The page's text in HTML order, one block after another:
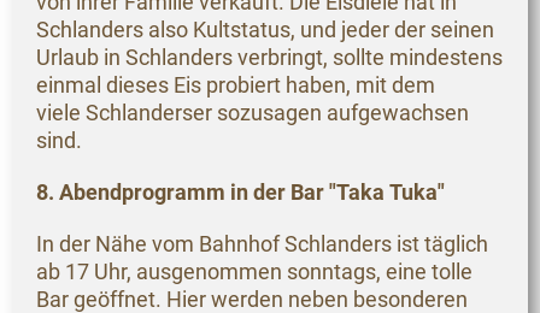
Schlanders also Kultstatus, und jeder der seinen
Urlaub in Schlanders verbringt, sollte mindestens
einmal dieses Eis probiert haben, mit dem
viele Schlanderser sozusagen aufgewachsen
sind.
8. Abendprogramm in der Bar "Taka Tuka"
In der Nähe vom Bahnhof Schlanders ist täglich
ab 17 Uhr, ausgenommen sonntags, eine tolle
Bar geöffnet. Hier werden neben besonderen